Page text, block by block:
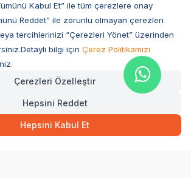
Hızlı Teslimat
SEPETE EKLE
Sıkça Sorulan Sorular
Sok. No:13 Başiskele / KOCAELİ
Kabul Et” ile tüm çerezlere onay
Reddet” ile zorunlu olmayan çerezleri
tercihlerinizi “Çerezleri Yönet” üzerinden
bilgi için Çerez Politikamızı
Çerezleri Özelleştir
Hepsini Reddet
Hepsini Kabul Et